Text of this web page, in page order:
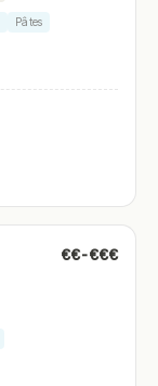
Pâtes
€€-€€€